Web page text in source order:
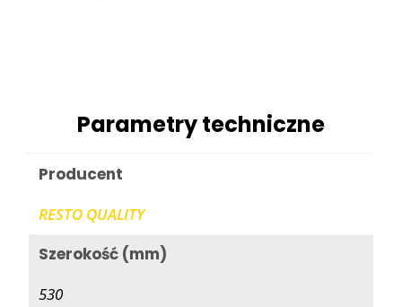
Parametry techniczne
Producent
RESTO QUALITY
Szerokość (mm)
530